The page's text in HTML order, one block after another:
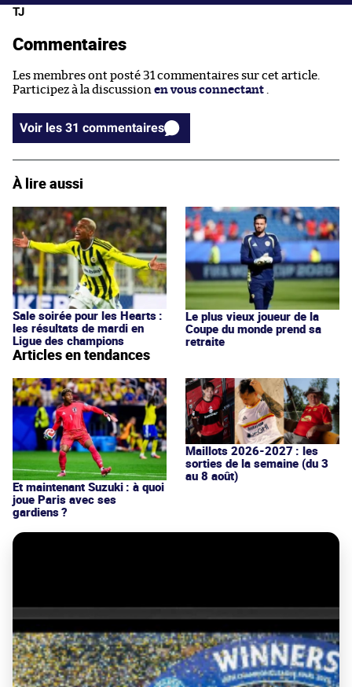
TJ
Commentaires
Les membres ont posté 31 commentaires sur cet article.
Participez à la discussion en vous connectant
Voir les 31 commentaires
À lire aussi
Sale soirée pour les Hearts :
les résultats de mardi en
Ligue des champions
Le plus vieux joueur de la
Coupe du monde prend sa
retraite
Articles en tendances
Et maintenant Suzuki : à quoi
joue Paris avec ses
gardiens ?
Maillots 2026-2027 : les
sorties de la semaine (du 3
au 8 août)